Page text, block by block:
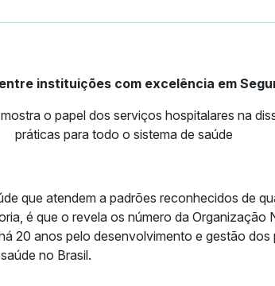
instituições com excelência em
o papel dos serviços hospitalares na
práticas para todo o sistema de saúde
que atendem a padrões reconhecidos de
é que o revela os número da Organização
20 anos pelo desenvolvimento e gestão dos
no Brasil.